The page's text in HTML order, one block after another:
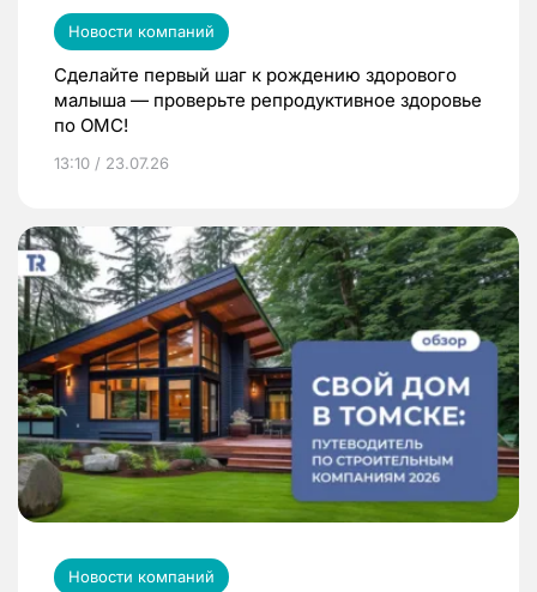
Новости компаний
Сделайте первый шаг к рождению здорового
малыша — проверьте репродуктивное здоровье
по ОМС!
13:10 / 23.07.26
Новости компаний